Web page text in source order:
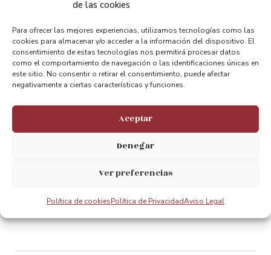
de las cookies
Para ofrecer las mejores experiencias, utilizamos tecnologías como las
cookies para almacenar y/o acceder a la información del dispositivo. El
consentimiento de estas tecnologías nos permitirá procesar datos
como el comportamiento de navegación o las identificaciones únicas en
este sitio. No consentir o retirar el consentimiento, puede afectar
negativamente a ciertas características y funciones.
Aceptar
Denegar
Ver preferencias
Política de cookiesPolítica de PrivacidadAviso Legal
Getxoberri: